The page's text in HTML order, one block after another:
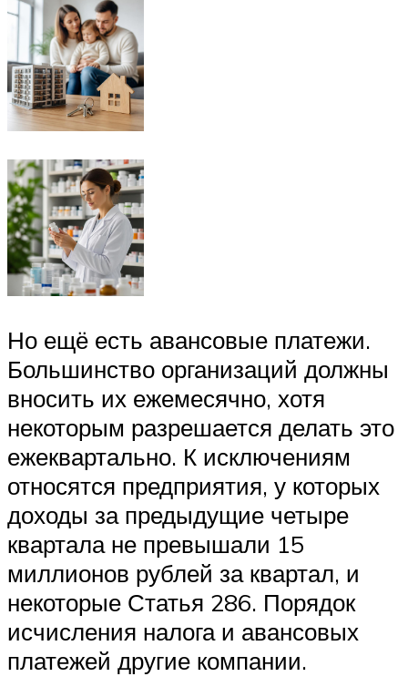
Но ещё есть авансовые платежи.
Большинство организаций должны
вносить их ежемесячно, хотя
некоторым разрешается делать это
ежеквартально. К исключениям
относятся предприятия, у которых
доходы за предыдущие четыре
квартала не превышали 15
миллионов рублей за квартал, и
некоторые Статья 286. Порядок
исчисления налога и авансовых
платежей другие компании.